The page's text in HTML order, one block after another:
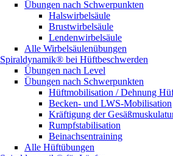
Übungen nach Schwerpunkten
Halswirbelsäule
Brustwirbelsäule
Lendenwirbelsäule
Alle Wirbelsäulenübungen
Spiraldynamik® bei Hüftbeschwerden
Übungen nach Level
Übungen nach Schwerpunkten
Hüftmobilisation / Dehnung
Becken- und LWS-Mobilisation
Kräftigung der
Rumpf­stabilisation
Beinachsen­training
Alle Hüftübungen